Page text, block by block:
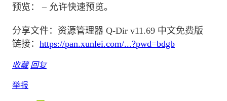
预览： – 允许快速预览。
分享文件：资源管理器 Q-Dir v11.69 中文免费版
链接： https://pan.xunlei.com/...?pwd=bdgb
收藏 回复
举报